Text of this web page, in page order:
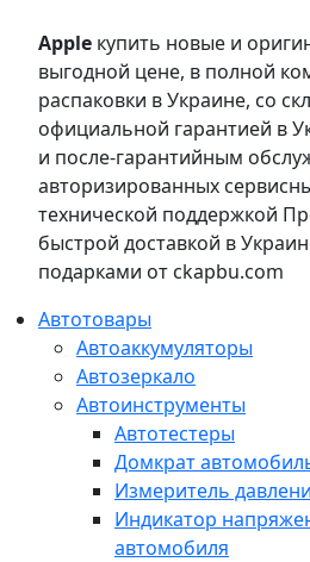
Apple купить новые и
выгодной цене, в полной
распаковки в Украине, со
официальной гарантией в
и после-гарантийным
авторизированных
технической поддержкой
быстрой доставкой в
подарками от ckapbu.com
Автотовары
Автоаккумуляторы
Автозеркало
Автоинструменты
Автотестеры
Домкрат
Измеритель
Индикатор
автомобиля